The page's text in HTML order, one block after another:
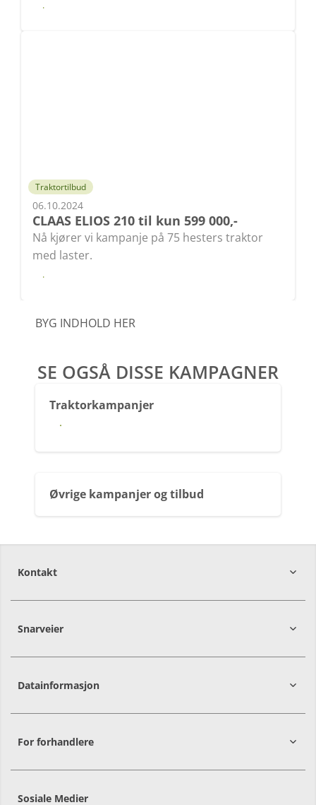
Les
Traktortilbud
06.10.2024
CLAAS ELIOS 210 til kun 599 000,-
Nå kjører vi kampanje på 75 hesters traktor
med laster.
Les
BYG INDHOLD HER
SE OGSÅ DISSE KAMPAGNER
Traktorkampanjer
Traktorkampanjer
Øvrige kampanjer og tilbud
Kontakt
Snarveier
Datainformasjon
For forhandlere
Sosiale Medier